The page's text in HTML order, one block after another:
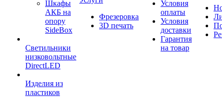
Шкафы
АКБ на
опору
SideBox
Светильники
низковольтные
DirectLED
Изделия из
пластиков
Фрезеровка
3D печать
Условия
оплаты
Условия
доставки
Гарантия
на товар